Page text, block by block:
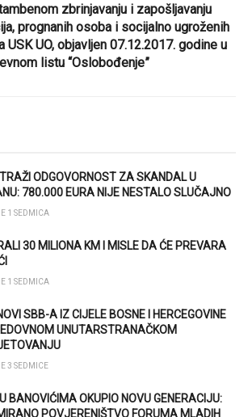
zbrinjavanju i zapošljavanju
prognanih osoba i socijalno ugroženih
USK UO, objavljen 07.12.2017. godine u
listu “Oslobođenje”
ODGOVORNOST ZA SKANDAL U
780.000 EURA NIJE NESTALO SLUČAJNO
1 SEDMICA
30 MILIONA KM I MISLE DA ĆE PREVARA
1 SEDMICA
SBB-A IZ CIJELE BOSNE I HERCEGOVINE
UNUTARSTRANAČKOM
3 SEDMICE
BANOVIĆIMA OKUPIO NOVU GENERACIJU:
POVJERENIŠTVO FORUMA MLADIH